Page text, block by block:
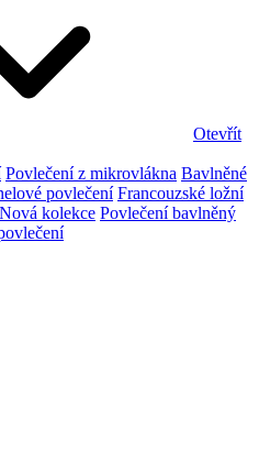
Otevřít
Povlečení z mikrovlákna Bavlněné
povlečení Francouzské ložní
Nová kolekce Povlečení bavlněný